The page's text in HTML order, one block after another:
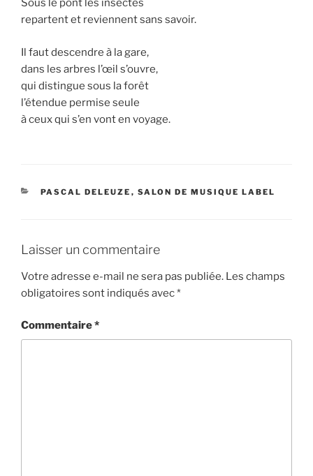
Sous le pont les insectes
repartent et reviennent sans savoir.
Il faut descendre à la gare,
dans les arbres l’œil s’ouvre,
qui distingue sous la forêt
l’étendue permise seule
à ceux qui s’en vont en voyage.
CATÉGORIES
PASCAL DELEUZE , SALON DE MUSIQUE LABEL
Laisser un commentaire
Votre adresse e-mail ne sera pas publiée. Les champs
obligatoires sont indiqués avec*
Commentaire*